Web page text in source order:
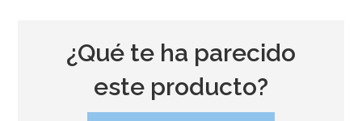
¿Qué te ha parecido
este producto?